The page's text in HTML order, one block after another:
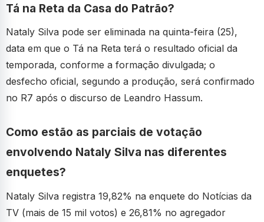
Tá na Reta da Casa do Patrão?
Nataly Silva pode ser eliminada na quinta-feira (25),
data em que o Tá na Reta terá o resultado oficial da
temporada, conforme a formação divulgada; o
desfecho oficial, segundo a produção, será confirmado
no R7 após o discurso de Leandro Hassum.
Como estão as parciais de votação
envolvendo Nataly Silva nas diferentes
enquetes?
Nataly Silva registra 19,82% na enquete do Notícias da
TV (mais de 15 mil votos) e 26,81% no agregador